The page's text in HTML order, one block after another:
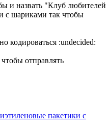
и назвать "Клуб любителей
с шариками так чтобы
кодироваться :undecided:
чтобы отправлять
пакетики с